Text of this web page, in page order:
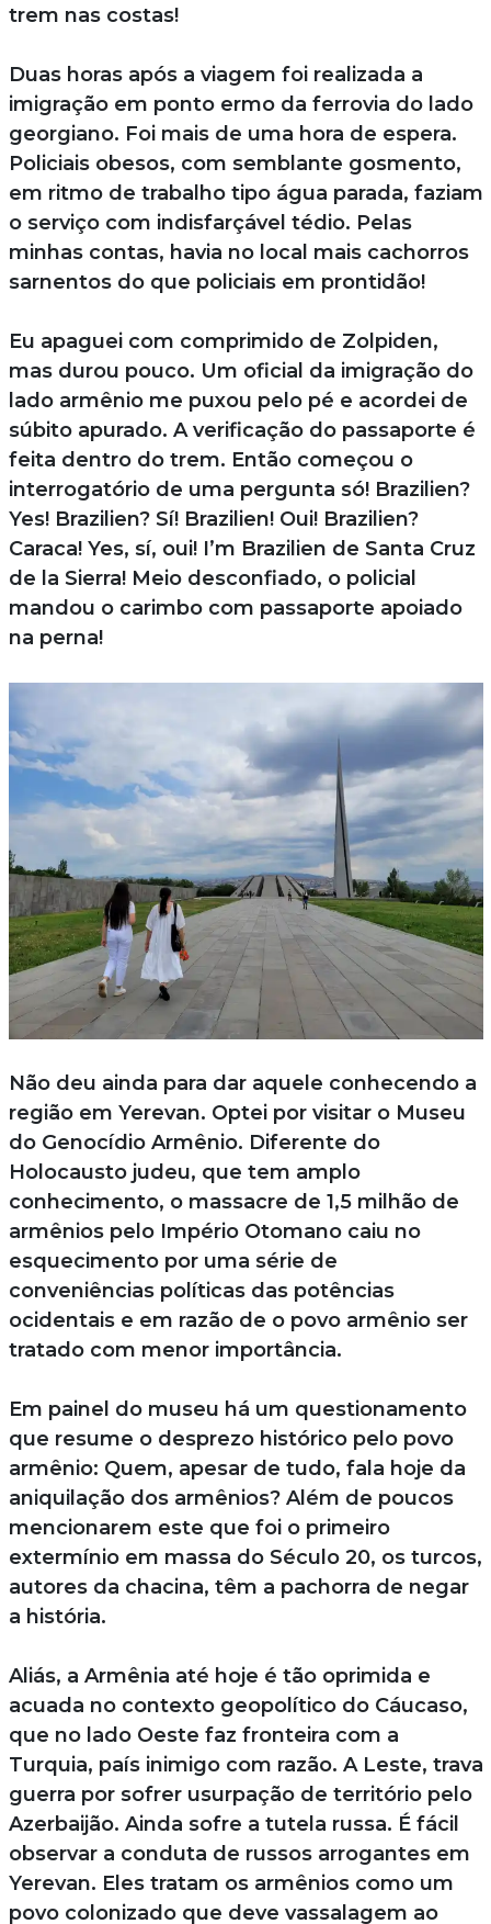
trem nas costas!
Duas horas após a viagem foi realizada a
imigração em ponto ermo da ferrovia do lado
georgiano. Foi mais de uma hora de espera.
Policiais obesos, com semblante gosmento,
em ritmo de trabalho tipo água parada, faziam
o serviço com indisfarçável tédio. Pelas
minhas contas, havia no local mais cachorros
sarnentos do que policiais em prontidão!
Eu apaguei com comprimido de Zolpiden,
mas durou pouco. Um oficial da imigração do
lado armênio me puxou pelo pé e acordei de
súbito apurado. A verificação do passaporte é
feita dentro do trem. Então começou o
interrogatório de uma pergunta só! Brazilien?
Yes! Brazilien? Sí! Brazilien! Oui! Brazilien?
Caraca! Yes, sí, oui! I’m Brazilien de Santa Cruz
de la Sierra! Meio desconfiado, o policial
mandou o carimbo com passaporte apoiado
na perna!
Não deu ainda para dar aquele conhecendo a
região em Yerevan. Optei por visitar o Museu
do Genocídio Armênio. Diferente do
Holocausto judeu, que tem amplo
conhecimento, o massacre de 1,5 milhão de
armênios pelo Império Otomano caiu no
esquecimento por uma série de
conveniências políticas das potências
ocidentais e em razão de o povo armênio ser
tratado com menor importância.
Em painel do museu há um questionamento
que resume o desprezo histórico pelo povo
armênio: Quem, apesar de tudo, fala hoje da
aniquilação dos armênios? Além de poucos
mencionarem este que foi o primeiro
extermínio em massa do Século 20, os turcos,
autores da chacina, têm a pachorra de negar
a história.
Aliás, a Armênia até hoje é tão oprimida e
acuada no contexto geopolítico do Cáucaso,
que no lado Oeste faz fronteira com a
Turquia, país inimigo com razão. A Leste, trava
guerra por sofrer usurpação de território pelo
Azerbaijão. Ainda sofre a tutela russa. É fácil
observar a conduta de russos arrogantes em
Yerevan. Eles tratam os armênios como um
povo colonizado que deve vassalagem ao